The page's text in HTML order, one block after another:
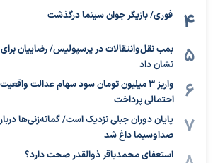
فوری/ بازیگر جوان سینما درگذشت
بمب نقل‌وانتقالات در پرسپولیس/ رضاییان
نشان داد
واریز ۳ میلیون تومان سود سهام عدالت
احتمالی پرداخت
پایان دوران جبلی نزدیک است/ گمانه‌زنی‌ها
صداوسیما داغ شد
استعفای محمدباقر ذوالقدر صحت دارد؟